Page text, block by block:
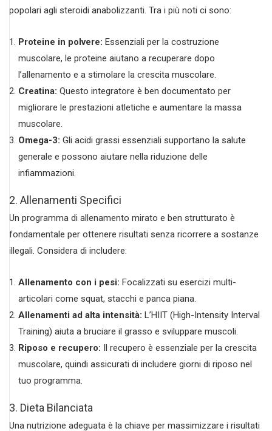
popolari agli steroidi anabolizzanti. Tra i più noti ci sono:
Proteine in polvere: Essenziali per la costruzione
muscolare, le proteine aiutano a recuperare dopo
l’allenamento e a stimolare la crescita muscolare.
Creatina: Questo integratore è ben documentato per
migliorare le prestazioni atletiche e aumentare la massa
muscolare.
Omega-3: Gli acidi grassi essenziali supportano la salute
generale e possono aiutare nella riduzione delle
infiammazioni.
2. Allenamenti Specifici
Un programma di allenamento mirato e ben strutturato è
fondamentale per ottenere risultati senza ricorrere a sostanze
illegali. Considera di includere:
Allenamento con i pesi: Focalizzati su esercizi multi-
articolari come squat, stacchi e panca piana.
Allenamenti ad alta intensità: L’HIIT (High-Intensity Interval
Training) aiuta a bruciare il grasso e sviluppare muscoli.
Riposo e recupero: Il recupero è essenziale per la crescita
muscolare, quindi assicurati di includere giorni di riposo nel
tuo programma.
3. Dieta Bilanciata
Una nutrizione adeguata è la chiave per massimizzare i risultati